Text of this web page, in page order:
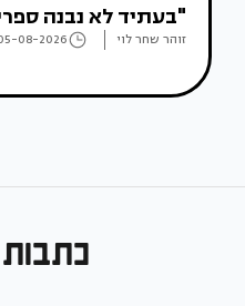
"בעתיד לא נבנה
זוהר שחר לוי 08-2026
כתבות